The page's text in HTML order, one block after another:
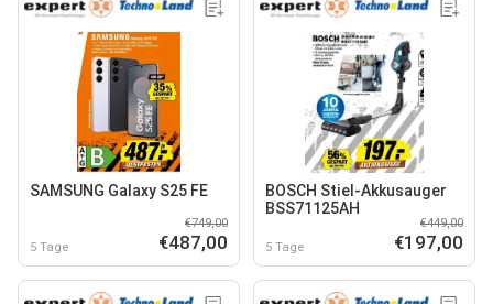
SAMSUNG Galaxy S25 FE
5 Tage
€749,00
€487,00
BOSCH Stiel-Akkusauger
BSS71125AH
5 Tage
€449,00
€197,00